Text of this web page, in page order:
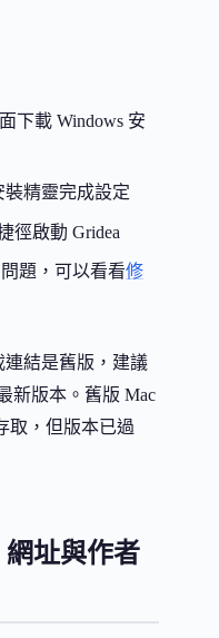
下載 Windows 安
精靈完成設定
徑啟動 Gridea
題，可以看看修
連結是舊版，建議
新版本。舊版 Mac
取，但版本已過
址與作者